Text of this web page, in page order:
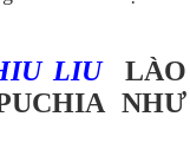
LIU
LÀO
NHƯ